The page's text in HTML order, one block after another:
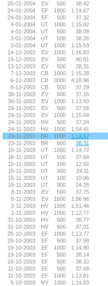
25-01-2004
EV 500 38.42
24-01-2004
EF 1000 1:14.67
24-01-2004
EF 500 37.32
4-01-2004
UT 1000 1:15.82
4-01-2004
UT 500 38.09
3-01-2004
UT 500 38.26
3-01-2004
UT 1000 1:15.53
14-12-2003
EV 1000 1:16.83
14-12-2003
EV 500 40.81
13-12-2003
EV 500 38.31
7-12-2003
CB 1000 1:15.28
6-12-2003
CB 3000 4:18.96
6-12-2003
CB 500 37.29
30-11-2003
EV 500 37.15
30-11-2003
EV 1000 1:13.93
29-11-2003
EV 500 37.56
29-11-2003
EV 1000 1:15.69
24-11-2003
HV 500 37.24
24-11-2003
HV 1500 1:54.41
23-11-2003
BR 1000 1:14.57
23-11-2003
BR 500 38.31
16-11-2003
UT 1000 1:14.72
16-11-2003
UT 500 37.64
15-11-2003
UT 100 12.92
15-11-2003
UT 300 24.11
15-11-2003
UT 100 10.06
15-11-2003
UT 300 24.28
8-11-2003
EV 500 37.75
8-11-2003
EV 1500 1:56.66
2-11-2003
HV 1500 1:51.46
1-11-2003
HV 1000 1:12.77
31-10-2003
HV 500 36.77
31-10-2003
HV 500 37.01
25-10-2003
EF 1000 1:13.77
25-10-2003
EF 500 37.99
19-10-2003
EF 1000 1:14.90
19-10-2003
EF 500 38.14
15-10-2003
EF 500 38.32
11-10-2003
EF 500 37.68
11-10-2003
EF 1000 1:13.81
5-10-2003
NY 1000 1:14.83